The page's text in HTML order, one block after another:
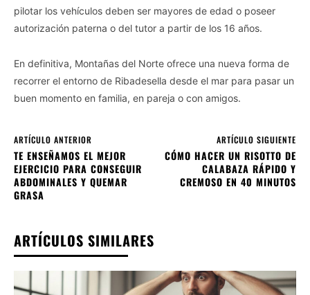
pilotar los vehículos deben ser mayores de edad o poseer
autorización paterna o del tutor a partir de los 16 años.
En definitiva, Montañas del Norte ofrece una nueva forma de
recorrer el entorno de Ribadesella desde el mar para pasar un
buen momento en familia, en pareja o con amigos.
ARTÍCULO ANTERIOR
TE ENSEÑAMOS EL MEJOR
EJERCICIO PARA CONSEGUIR
ABDOMINALES Y QUEMAR
GRASA
ARTÍCULO SIGUIENTE
CÓMO HACER UN RISOTTO DE
CALABAZA RÁPIDO Y
CREMOSO EN 40 MINUTOS
ARTÍCULOS SIMILARES